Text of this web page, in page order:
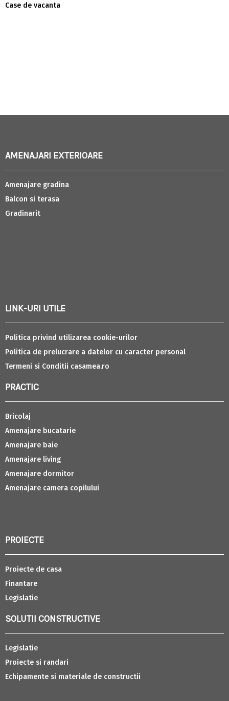
Case de vacanta
AMENAJARI EXTERIOARE
Amenajare gradina
Balcon si terasa
Gradinarit
LINK-URI UTILE
Politica privind utilizarea cookie-urilor
Politica de prelucrare a datelor cu caracter personal
Termeni si Conditii casamea.ro
PRACTIC
Bricolaj
Amenajare bucatarie
Amenajare baie
Amenajare living
Amenajare dormitor
Amenajare camera copilului
PROIECTE
Proiecte de casa
Finantare
Legislatie
SOLUTII CONSTRUCTIVE
Legislatie
Proiecte si randari
Echipamente si materiale de constructii